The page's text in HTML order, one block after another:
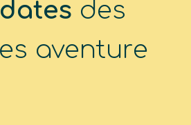
des
aventure